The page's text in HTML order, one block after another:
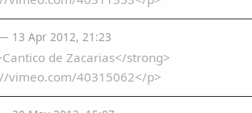
13 Apr 2012, 21:23
de Zacarias</strong>
vimeo.com/40315062</p>